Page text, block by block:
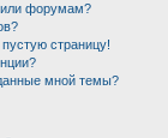
или форумам?
страницу!
мной темы?